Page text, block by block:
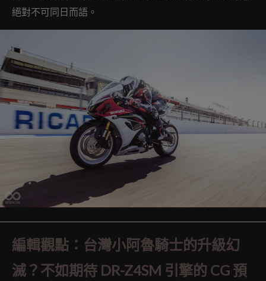
絕對不可同日而語。
編輯觀點：台灣小阿魯騎士的升級幻
滅？不如期待 DR-Z4SM 引擎的 CG 預